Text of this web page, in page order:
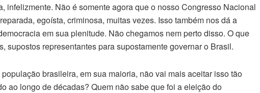
infelizmente. Não é somente agora que o nosso Congresso Nacional
egoísta, criminosa, muitas vezes. Isso também nos dá a
em sua plenitude. Não chegamos nem perto disso. O que
supostos representantes para supostamente governar o Brasil.
brasileira, em sua maioria, não vai mais aceitar isso tão
ao longo de décadas? Quem não sabe que foi a eleição do